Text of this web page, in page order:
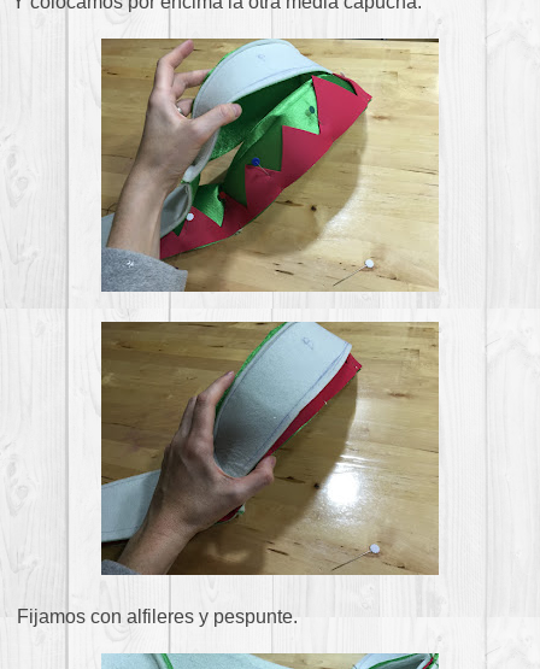
Fijamos con alfileres y pespunte.